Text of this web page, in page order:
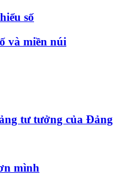
số
và miền núi
tư tưởng của Đảng
mình